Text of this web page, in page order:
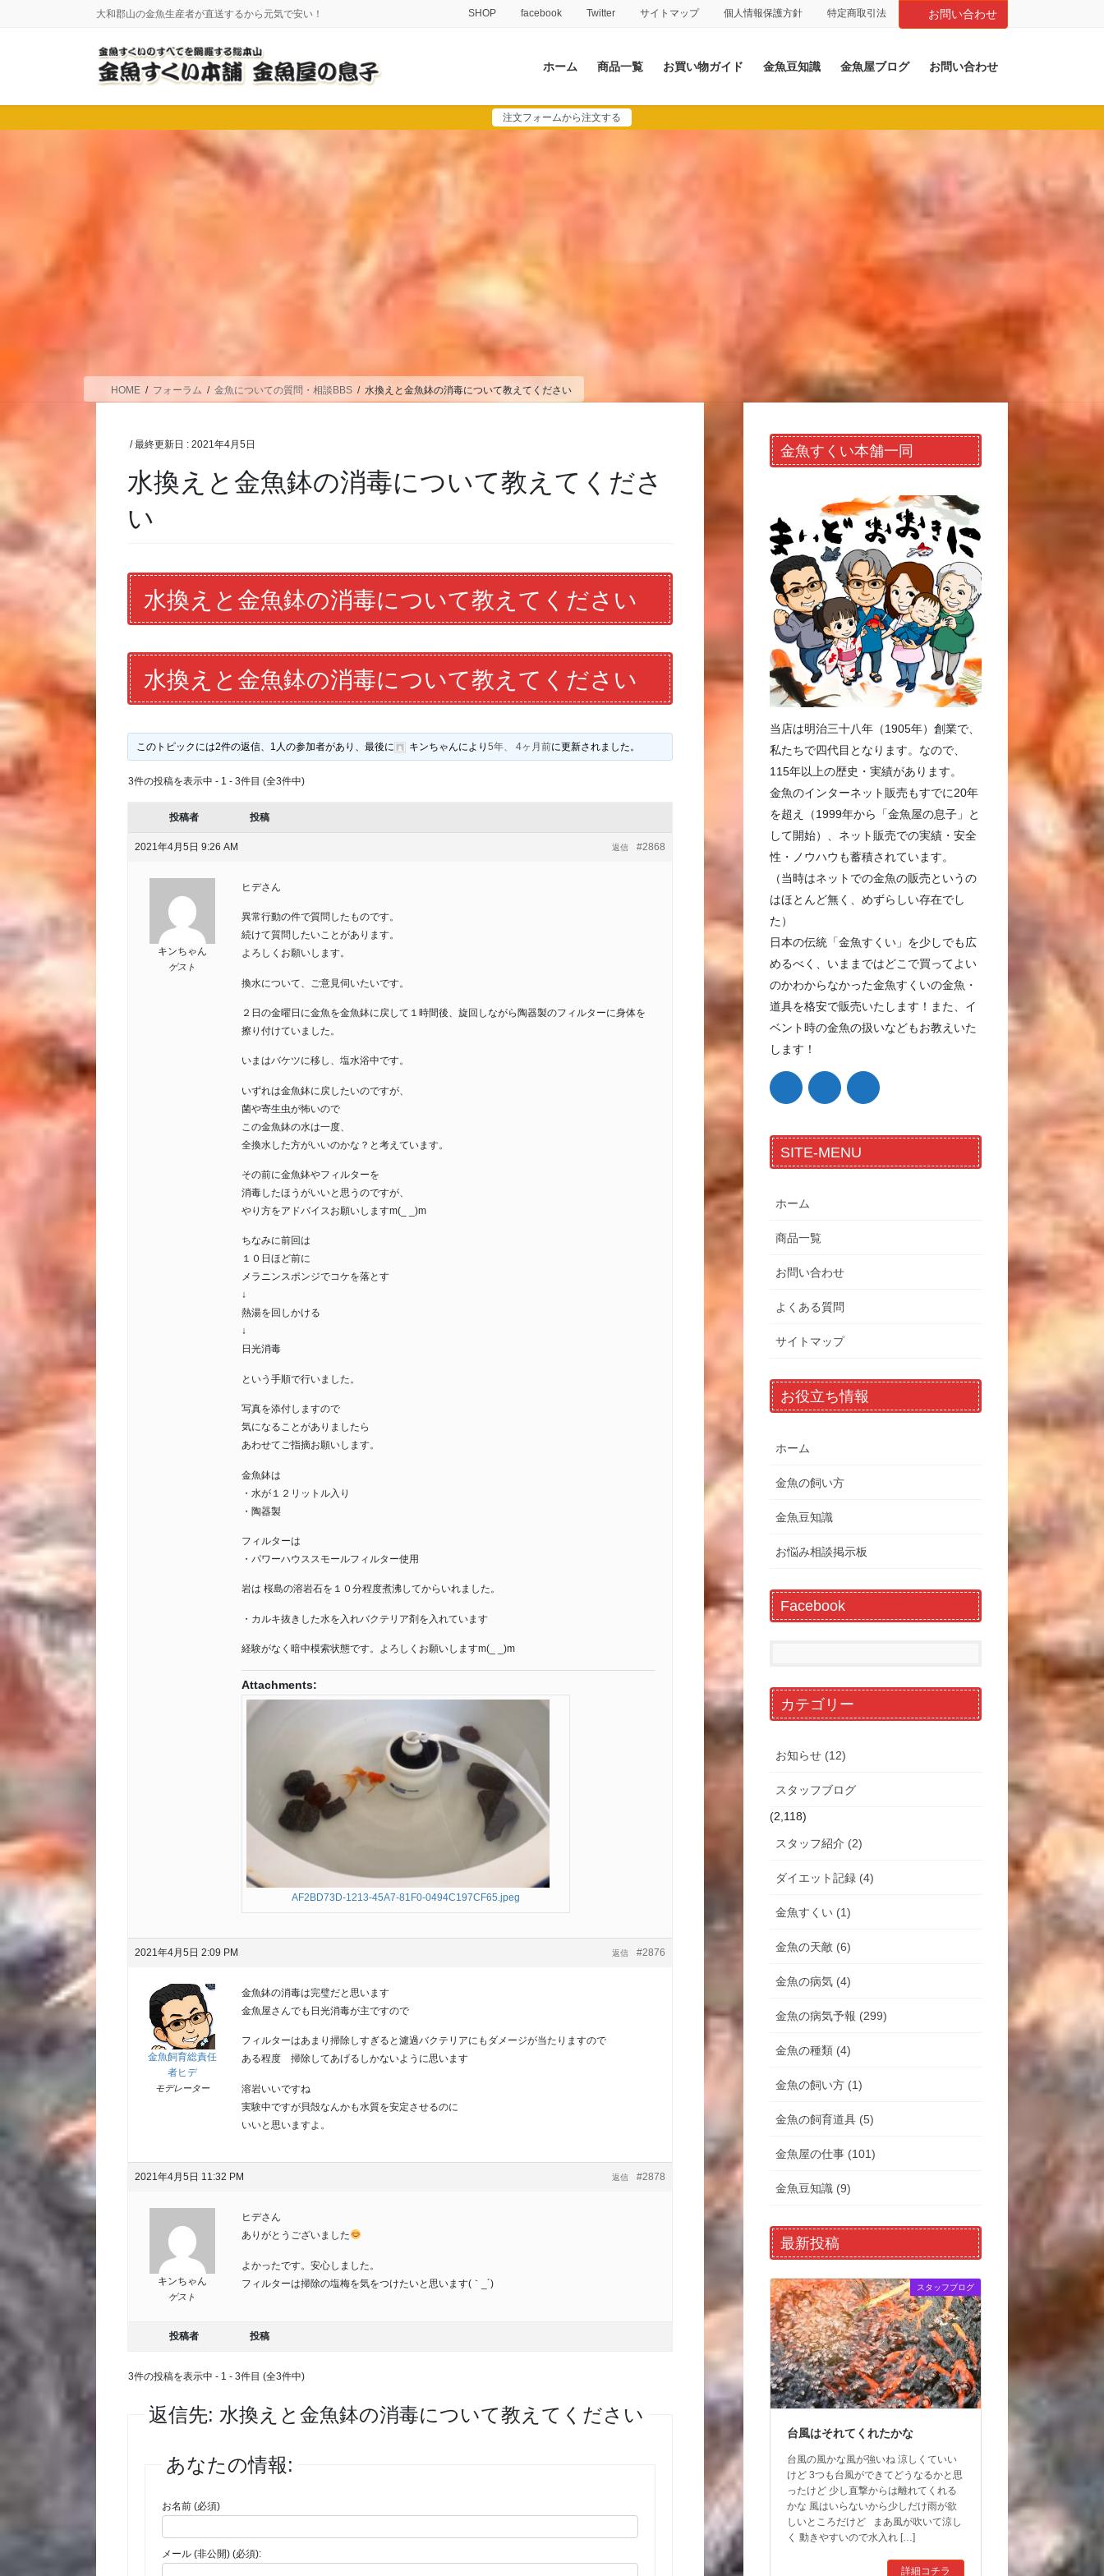
に
移
ョ
ン
大和郡山の金魚生産者が直送するから元気で安い！ SHOP facebook Twitter サイトマップ 個人情報保護方針 特定商取引法 お問い合わせ
ホーム 商品一覧 お買い物ガイド 金魚豆知識 金魚屋ブログ お問い合わせ
注文フォームから注文する
HOME フォーラム 金魚についての質問・相談BBS 水換えと金魚鉢の消毒について教えてください
/ 最終更新日 :2021年4月5日
水換えと金魚鉢の消毒について教えてくださ
い
水換えと金魚鉢の消毒について教えてください
水換えと金魚鉢の消毒について教えてください
このトピックには2件の返信、1人の参加者があり、最後に キンちゃんにより 5年、 4ヶ月前に更新されました。
3件の投稿を表示中 - 1 - 3件目 (全3件中)
投稿者 投稿
2021年4月5日 9:26 AM #2868
返信
キンちゃん
ゲスト
ヒデさん
異常行動の件で質問したものです。
続けて質問したいことがあります。
よろしくお願いします。
換水について、ご意見伺いたいです。
２日の金曜日に金魚を金魚鉢に戻して１時間後、旋回しながら陶器製のフィルターに身体を
擦り付けていました。
いまはバケツに移し、塩水浴中です。
いずれは金魚鉢に戻したいのですが、
菌や寄生虫が怖いので
この金魚鉢の水は一度、
全換水した方がいいのかな？と考えています。
その前に金魚鉢やフィルターを
消毒したほうがいいと思うのですが、
やり方をアドバイスお願いしますm(_ _)m
ちなみに前回は
１０日ほど前に
メラニンスポンジでコケを落とす
↓
熱湯を回しかける
↓
日光消毒
という手順で行いました。
写真を添付しますので
気になることがありましたら
あわせてご指摘お願いします。
金魚鉢は
・水が１２リットル入り
・陶器製
フィルターは
・パワーハウススモールフィルター使用
岩は 桜島の溶岩石を１０分程度煮沸してからいれました。
・カルキ抜きした水を入れバクテリア剤を入れています
経験がなく暗中模索状態です。よろしくお願いしますm(_ _)m
Attachments:
AF2BD73D-1213-45A7-81F0-0494C197CF65.jpeg
2021年4月5日 2:09 PM #2876
返信
金魚飼育総責任
者ヒデ
モデレーター
金魚鉢の消毒は完璧だと思います
金魚屋さんでも日光消毒が主ですので
フィルターはあまり掃除しすぎると濾過バクテリアにもダメージが当たりますので
ある程度 掃除してあげるしかないように思います
溶岩いいですね
実験中ですが貝殻なんかも水質を安定させるのに
いいと思いますよ。
2021年4月5日 11:32 PM #2878
返信
キンちゃん
ゲスト
ヒデさん
ありがとうございました
よかったです。安心しました。
フィルターは掃除の塩梅を気をつけたいと思います(｀_´)ゞ
投稿者 投稿
3件の投稿を表示中 - 1 - 3件目 (全3件中)
返信先: 水換えと金魚鉢の消毒について教えてください
あなたの情報:
お名前 (必須)
メール (非公開) (必須):
金魚すくい本舗一同
当店は明治三十八年（1905年）創業で、
私たちで四代目となります。なので、
115年以上の歴史・実績があります。
金魚のインターネット販売もすでに20年
を超え（1999年から「金魚屋の息子」と
して開始）、ネット販売での実績・安全
性・ノウハウも蓄積されています。
（当時はネットでの金魚の販売というの
はほとんど無く、めずらしい存在でし
た）
日本の伝統「金魚すくい」を少しでも広
めるべく、いままではどこで買ってよい
のかわからなかった金魚すくいの金魚・
道具を格安で販売いたします！また、イ
ベント時の金魚の扱いなどもお教えいた
します！
SITE-MENU
ホーム
商品一覧
お問い合わせ
よくある質問
サイトマップ
お役立ち情報
ホーム
金魚の飼い方
金魚豆知識
お悩み相談掲示板
Facebook
カテゴリー
お知らせ (12)
スタッフブログ
(2,118)
スタッフ紹介 (2)
ダイエット記録 (4)
金魚すくい (1)
金魚の天敵 (6)
金魚の病気 (4)
金魚の病気予報 (299)
金魚の種類 (4)
金魚の飼い方 (1)
金魚の飼育道具 (5)
金魚屋の仕事 (101)
金魚豆知識 (9)
最新投稿
スタッフブログ
台風はそれてくれたかな
台風の風かな風が強いね 涼しくていい
けど 3つも台風ができてどうなるかと思
ったけど 少し直撃からは離れてくれる
かな 風はいらないから少しだけ雨が欲
しいところだけど まあ風が吹いて涼し
く 動きやすいので水入れ […]
詳細コチラ